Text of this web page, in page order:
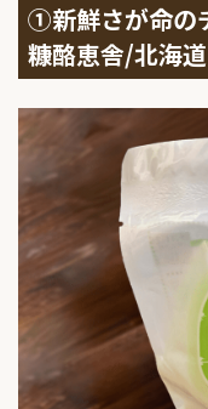
①新鮮さが命の
糠酪恵舎/北海道